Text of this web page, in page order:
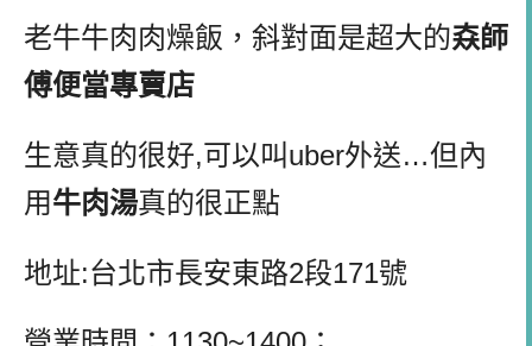
老牛牛肉肉燥飯，斜對面是超大的𡘙師
傅便當專賣店
生意真的很好,可以叫uber外送…但內
用牛肉湯真的很正點
地址:台北市長安東路2段171號